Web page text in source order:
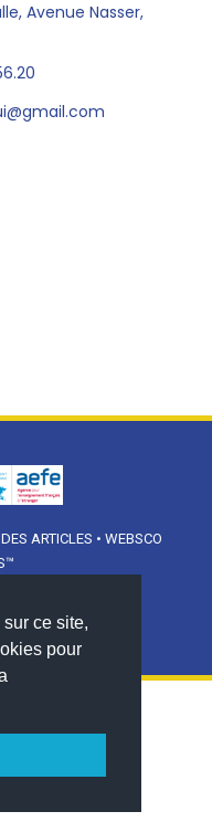
ce site,
pour
Avenue Nasser,
ARTICLES • WEBSCO